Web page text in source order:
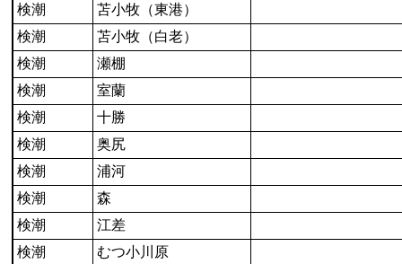
検潮
苫小牧（東港）
検潮
苫小牧（白老）
検潮
瀬棚
検潮
室蘭
検潮
十勝
検潮
奥尻
検潮
浦河
検潮
森
検潮
江差
検潮
むつ小川原